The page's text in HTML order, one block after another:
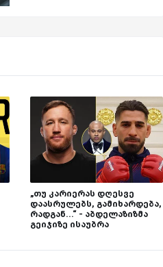
„თუ კარიერას დღესვე
დაასრულებს, გამიხარდება,
რადგან...“ - აბდელაზიზმა
გეიჯიზე ისაუბრა